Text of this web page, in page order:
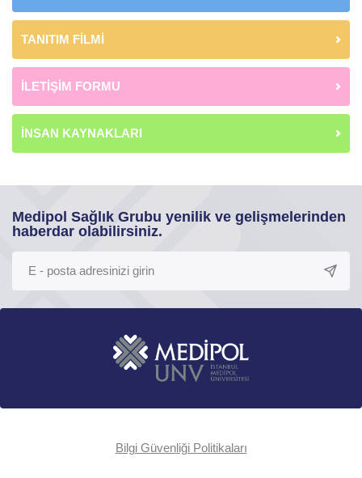
TANITIM FİLMİ
İLETİŞİM FORMU
İNSAN KAYNAKLARI
Medipol Sağlık Grubu yenilik ve gelişmelerinden
haberdar olabilirsiniz.
Bilgi Güvenliği Politikaları